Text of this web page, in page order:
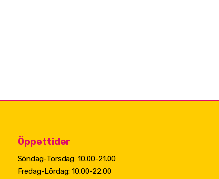
Öppettider
Söndag-Torsdag: 10.00-21.00
Fredag-Lördag: 10.00-22.00